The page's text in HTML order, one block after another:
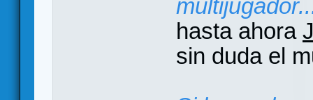
hasta ahora
sin duda el